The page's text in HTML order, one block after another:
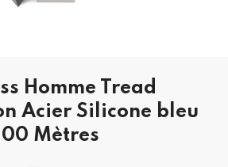
Homme Tread
Acier Silicone bleu
Mètres